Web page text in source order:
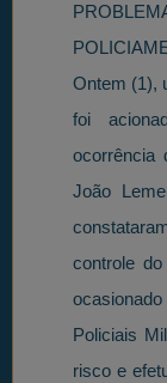
Ontem (1),
foi
ocorrência
João
controle
Policiais
risco e